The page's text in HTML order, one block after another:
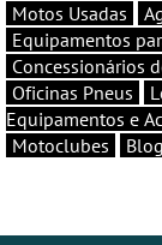
Motos Usadas
Equipamentos
Concessionários
Oficinas Pneus
Equipamentos e
Motoclubes